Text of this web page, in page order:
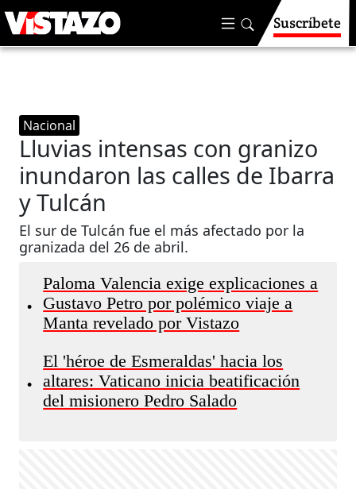
Suscríbete
Nacional
Lluvias intensas con granizo
inundaron las calles de Ibarra
y Tulcán
El sur de Tulcán fue el más afectado por la
granizada del 26 de abril.
•
Paloma Valencia exige explicaciones a
Gustavo Petro por polémico viaje a
Manta revelado por Vistazo
•
El 'héroe de Esmeraldas' hacia los
altares: Vaticano inicia beatificación
del misionero Pedro Salado